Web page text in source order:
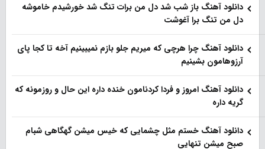
دانلود آهنگ باز شب شد دل من برات تنگ شد خورشیدم خاموشه
دل من تنگ برا آغوشت
دانلود آهنگ چرا هرچی که میریم جلو بازم نمیبینیم آخه تا کجا پای
آرزوهامون بشینیم
دانلود آهنگ امروز و فردا کردنامون خنده داره این حال و روزمونه که
گریه داره
دانلود آهنگ خستم مثل چشمایی که خیس میشن گهگاهی شبام
صبح میشن تنهایی